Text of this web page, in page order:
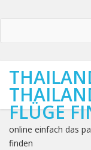
FLÜGE
online einfach das
finden